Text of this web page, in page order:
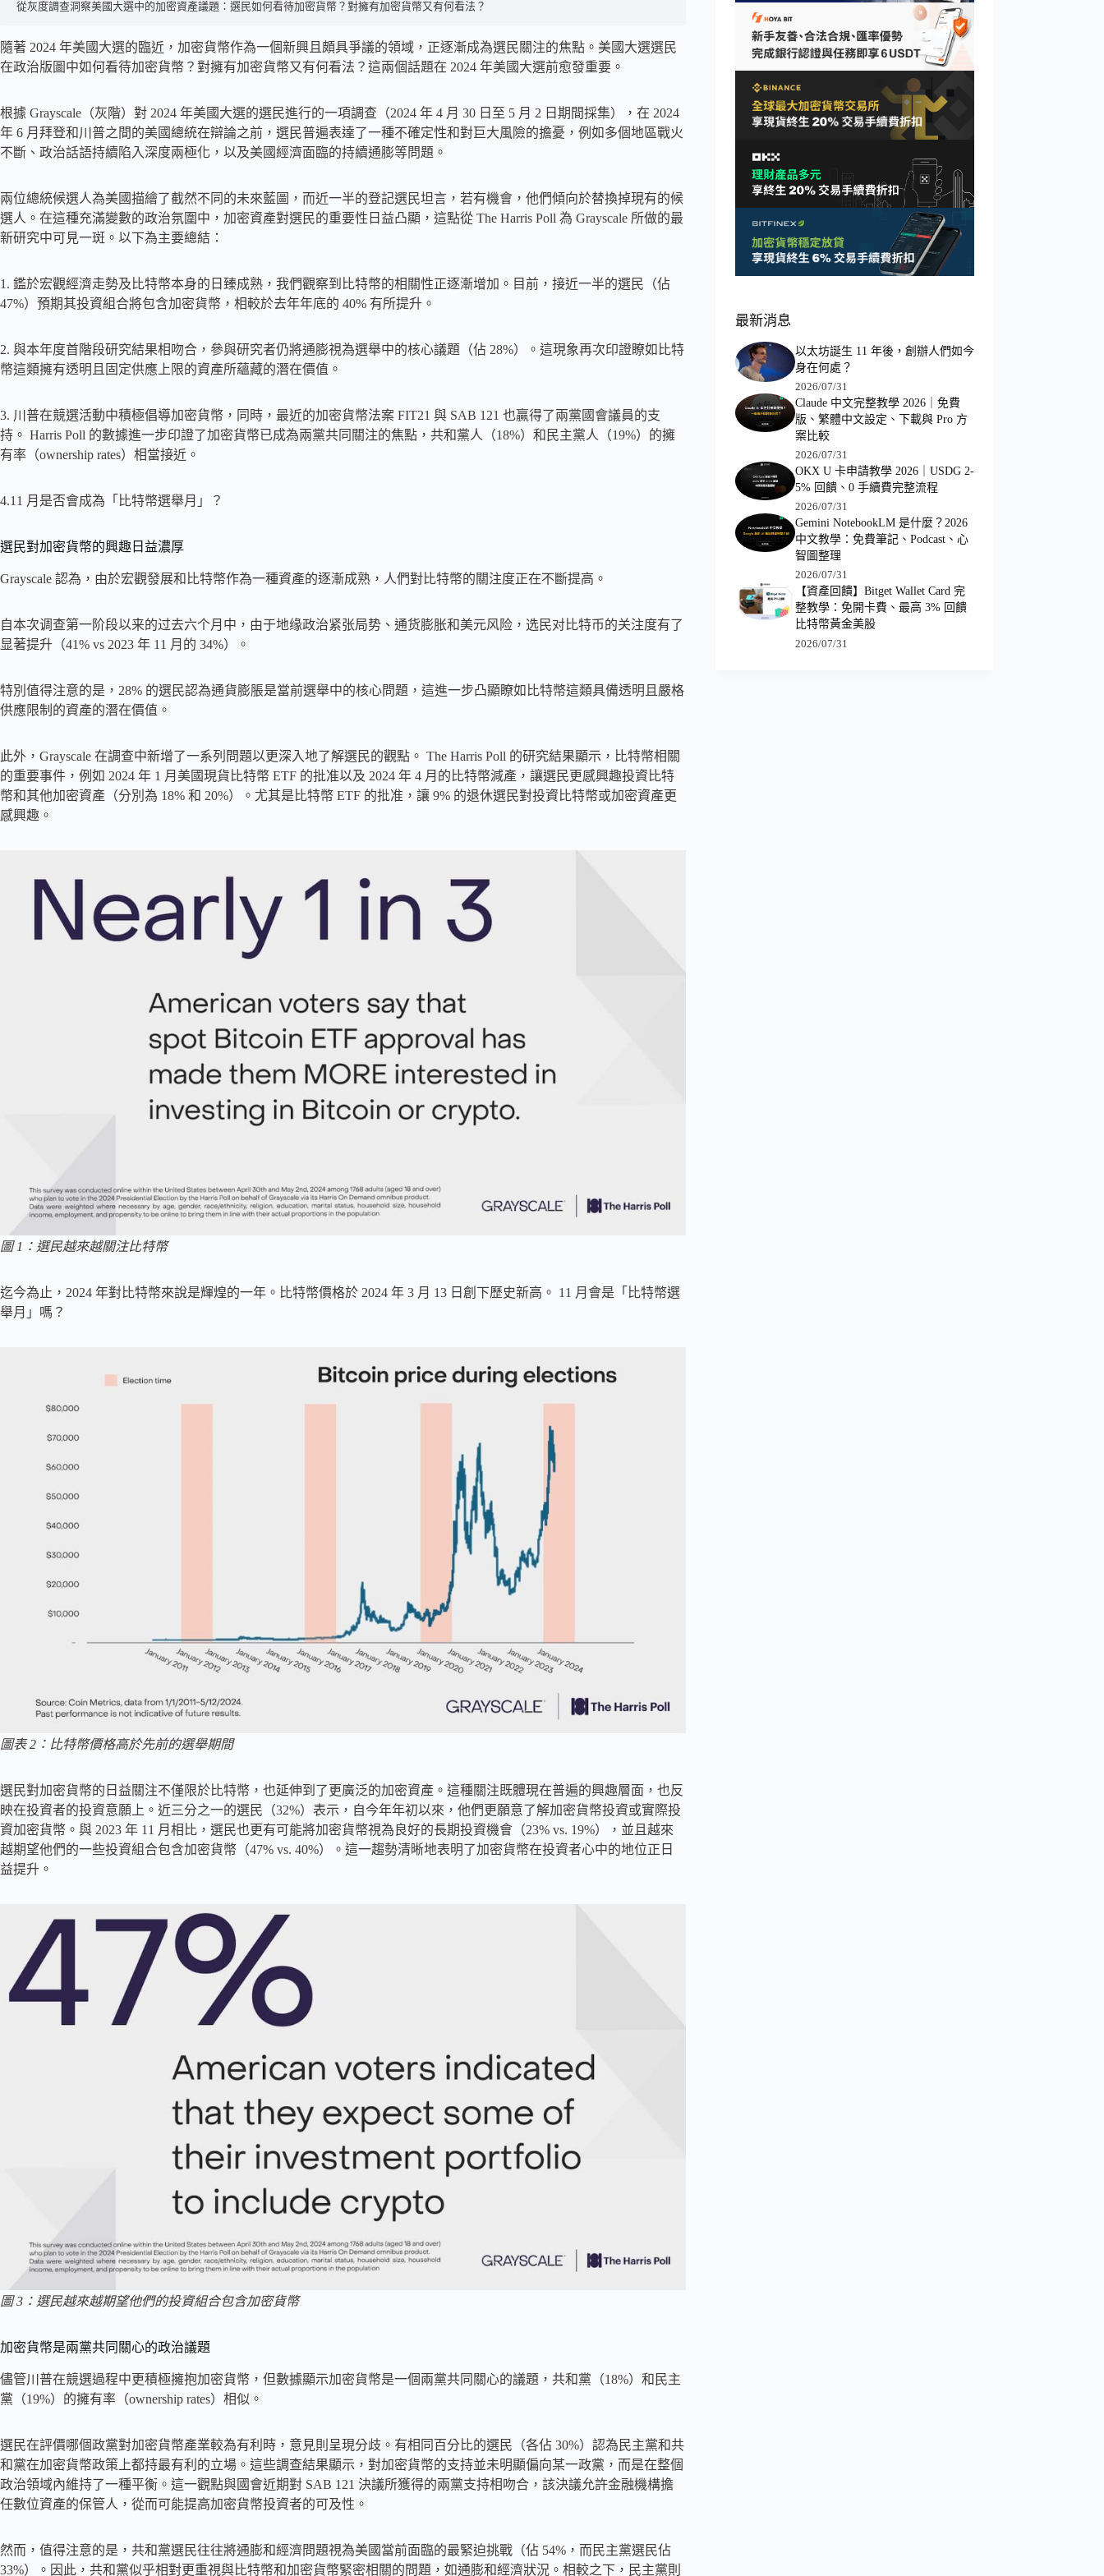
從灰度調查洞察美國大選中的加密資產議題：選民如何看待加密貨幣？對擁有加密貨幣又有何看法？
隨著 2024 年美國大選的臨近，加密貨幣作為一個新興且頗具爭議的領域，正逐漸成為選民關注的焦點。美國大選選民
在政治版圖中如何看待加密貨幣？對擁有加密貨幣又有何看法？這兩個話題在 2024 年美國大選前愈發重要。
根據 Grayscale（灰階）對 2024 年美國大選的選民進行的一項調查（2024 年 4 月 30 日至 5 月 2 日期間採集），在 2024
年 6 月拜登和川普之間的美國總統在辯論之前，選民普遍表達了一種不確定性和對巨大風險的擔憂，例如多個地區戰火
不斷、政治話語持續陷入深度兩極化，以及美國經濟面臨的持續通膨等問題。
兩位總統候選人為美國描繪了截然不同的未來藍圖，而近一半的登記選民坦言，若有機會，他們傾向於替換掉現有的候
選人。在這種充滿變數的政治氛圍中，加密資產對選民的重要性日益凸顯，這點從 The Harris Poll 為 Grayscale 所做的最
新研究中可見一斑。以下為主要總結：
1. 鑑於宏觀經濟走勢及比特幣本身的日臻成熟，我們觀察到比特幣的相關性正逐漸增加。目前，接近一半的選民（佔
47%）預期其投資組合將包含加密貨幣，相較於去年年底的 40% 有所提升。
2. 與本年度首階段研究結果相吻合，參與研究者仍將通膨視為選舉中的核心議題（佔 28%）。這現象再次印證瞭如比特
幣這類擁有透明且固定供應上限的資產所蘊藏的潛在價值。
3. 川普在競選活動中積極倡導加密貨幣，同時，最近的加密貨幣法案 FIT21 與 SAB 121 也贏得了兩黨國會議員的支
持。 Harris Poll 的數據進一步印證了加密貨幣已成為兩黨共同關注的焦點，共和黨人（18%）和民主黨人（19%）的擁
有率（ownership rates）相當接近。
4.11 月是否會成為「比特幣選舉月」？
選民對加密貨幣的興趣日益濃厚
Grayscale 認為，由於宏觀發展和比特幣作為一種資產的逐漸成熟，人們對比特幣的關注度正在不斷提高。
自本次调查第一阶段以来的过去六个月中，由于地缘政治紧张局势、通货膨胀和美元风险，选民对比特币的关注度有了
显著提升（41% vs 2023 年 11 月的 34%）。
特別值得注意的是，28% 的選民認為通貨膨脹是當前選舉中的核心問題，這進一步凸顯瞭如比特幣這類具備透明且嚴格
供應限制的資產的潛在價值。
此外，Grayscale 在調查中新增了一系列問題以更深入地了解選民的觀點。 The Harris Poll 的研究結果顯示，比特幣相關
的重要事件，例如 2024 年 1 月美國現貨比特幣 ETF 的批准以及 2024 年 4 月的比特幣減產，讓選民更感興趣投資比特
幣和其他加密資產（分別為 18% 和 20%）。尤其是比特幣 ETF 的批准，讓 9% 的退休選民對投資比特幣或加密資產更
感興趣。
圖 1：選民越來越關注比特幣
迄今為止，2024 年對比特幣來說是輝煌的一年。比特幣價格於 2024 年 3 月 13 日創下歷史新高。 11 月會是「比特幣選
舉月」嗎？
圖表 2：比特幣價格高於先前的選舉期間
選民對加密貨幣的日益關注不僅限於比特幣，也延伸到了更廣泛的加密資產。這種關注既體現在普遍的興趣層面，也反
映在投資者的投資意願上。近三分之一的選民（32%）表示，自今年年初以來，他們更願意了解加密貨幣投資或實際投
資加密貨幣。與 2023 年 11 月相比，選民也更有可能將加密貨幣視為良好的長期投資機會（23% vs. 19%），並且越來
越期望他們的一些投資組合包含加密貨幣（47% vs. 40%）。這一趨勢清晰地表明了加密貨幣在投資者心中的地位正日
益提升。
圖 3：選民越來越期望他們的投資組合包含加密貨幣
加密貨幣是兩黨共同關心的政治議題
儘管川普在競選過程中更積極擁抱加密貨幣，但數據顯示加密貨幣是一個兩黨共同關心的議題，共和黨（18%）和民主
黨（19%）的擁有率（ownership rates）相似。
選民在評價哪個政黨對加密貨幣產業較為有利時，意見則呈現分歧。有相同百分比的選民（各佔 30%）認為民主黨和共
和黨在加密貨幣政策上都持最有利的立場。這些調查結果顯示，對加密貨幣的支持並未明顯偏向某一政黨，而是在整個
政治領域內維持了一種平衡。這一觀點與國會近期對 SAB 121 決議所獲得的兩黨支持相吻合，該決議允許金融機構擔
任數位資產的保管人，從而可能提高加密貨幣投資者的可及性。
然而，值得注意的是，共和黨選民往往將通膨和經濟問題視為美國當前面臨的最緊迫挑戰（佔 54%，而民主黨選民佔
33%）。因此，共和黨似乎相對更重視與比特幣和加密貨幣緊密相關的問題，如通膨和經濟狀況。相較之下，民主黨則
最新消息
以太坊誕生 11 年後，創辦人們如今
身在何處？
2026/07/31
Claude 中文完整教學 2026｜免費
版、繁體中文設定、下載與 Pro 方
案比較
2026/07/31
OKX U 卡申請教學 2026｜USDG 2-
5% 回饋、0 手續費完整流程
2026/07/31
Gemini NotebookLM 是什麼？2026
中文教學：免費筆記、Podcast、心
智圖整理
2026/07/31
【資產回饋】Bitget Wallet Card 完
整教學：免開卡費、最高 3% 回饋
比特幣黃金美股
2026/07/31